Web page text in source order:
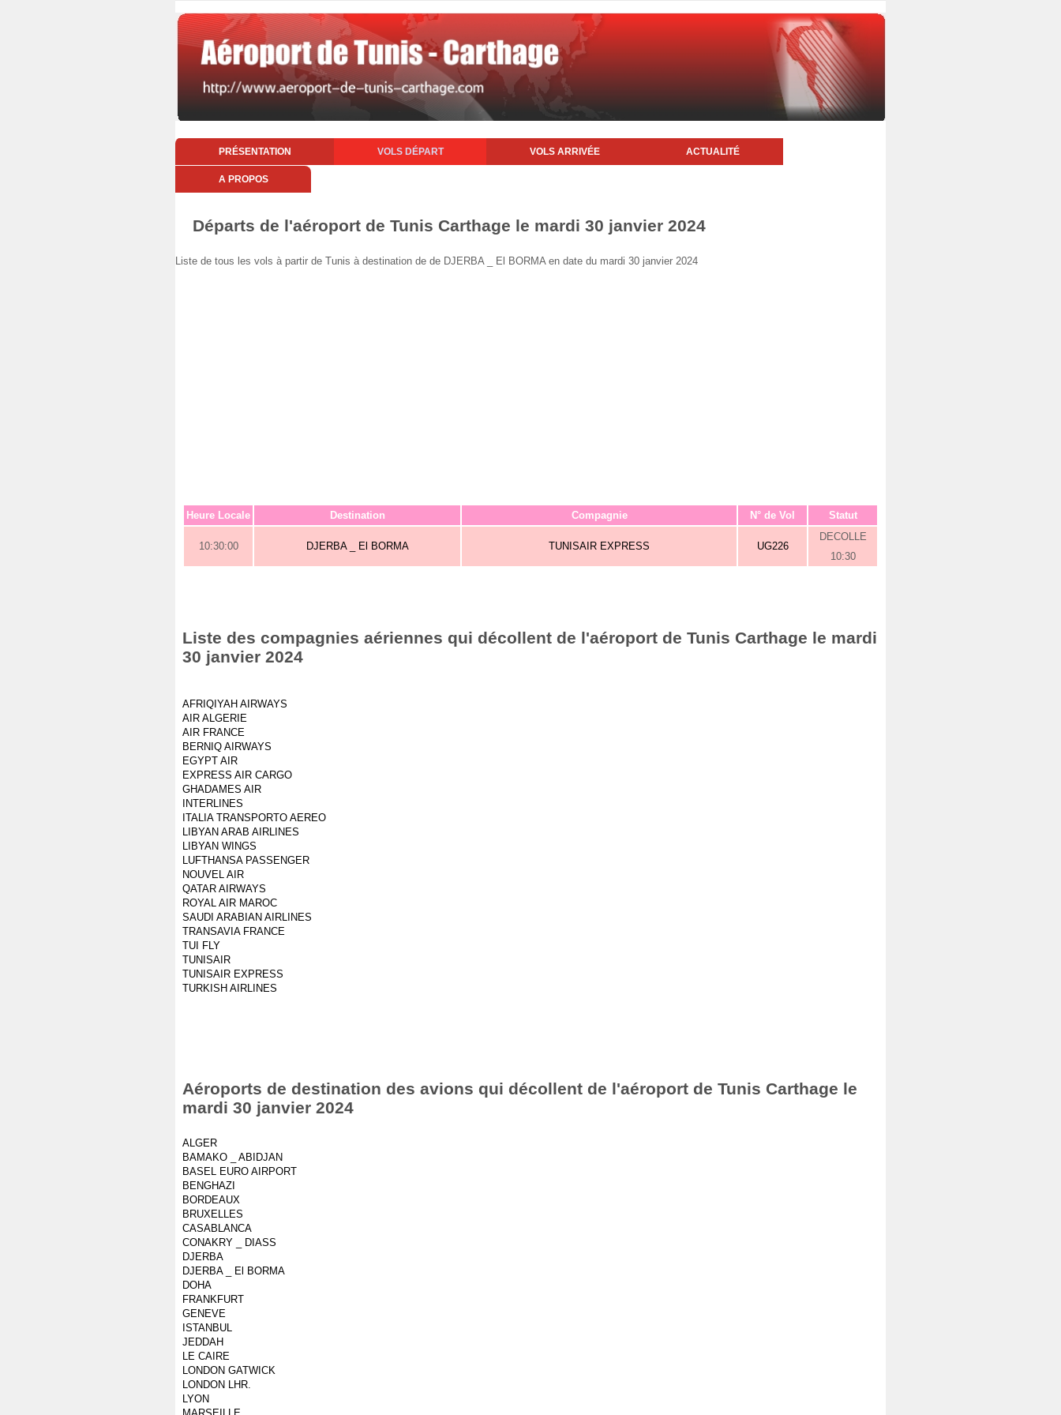
PRÉSENTATION VOLS DÉPART VOLS ARRIVÉE ACTUALITÉ
A PROPOS
Départs de l'aéroport de Tunis Carthage le mardi 30 janvier 2024
Liste de tous les vols à partir de Tunis à destination de de DJERBA _ El BORMA en date du mardi 30 janvier 2024
Heure Locale Destination Compagnie N° de Vol Statut
10:30:00 DJERBA _ El BORMA TUNISAIR EXPRESS UG226
DECOLLE
10:30
Liste des compagnies aériennes qui décollent de l'aéroport de Tunis Carthage le mardi
30 janvier 2024
AFRIQIYAH AIRWAYS
AIR ALGERIE
AIR FRANCE
BERNIQ AIRWAYS
EGYPT AIR
EXPRESS AIR CARGO
GHADAMES AIR
INTERLINES
ITALIA TRANSPORTO AEREO
LIBYAN ARAB AIRLINES
LIBYAN WINGS
LUFTHANSA PASSENGER
NOUVEL AIR
QATAR AIRWAYS
ROYAL AIR MAROC
SAUDI ARABIAN AIRLINES
TRANSAVIA FRANCE
TUI FLY
TUNISAIR
TUNISAIR EXPRESS
TURKISH AIRLINES
Aéroports de destination des avions qui décollent de l'aéroport de Tunis Carthage le
mardi 30 janvier 2024
ALGER
BAMAKO _ ABIDJAN
BASEL EURO AIRPORT
BENGHAZI
BORDEAUX
BRUXELLES
CASABLANCA
CONAKRY _ DIASS
DJERBA
DJERBA _ El BORMA
DOHA
FRANKFURT
GENEVE
ISTANBUL
JEDDAH
LE CAIRE
LONDON GATWICK
LONDON LHR.
LYON